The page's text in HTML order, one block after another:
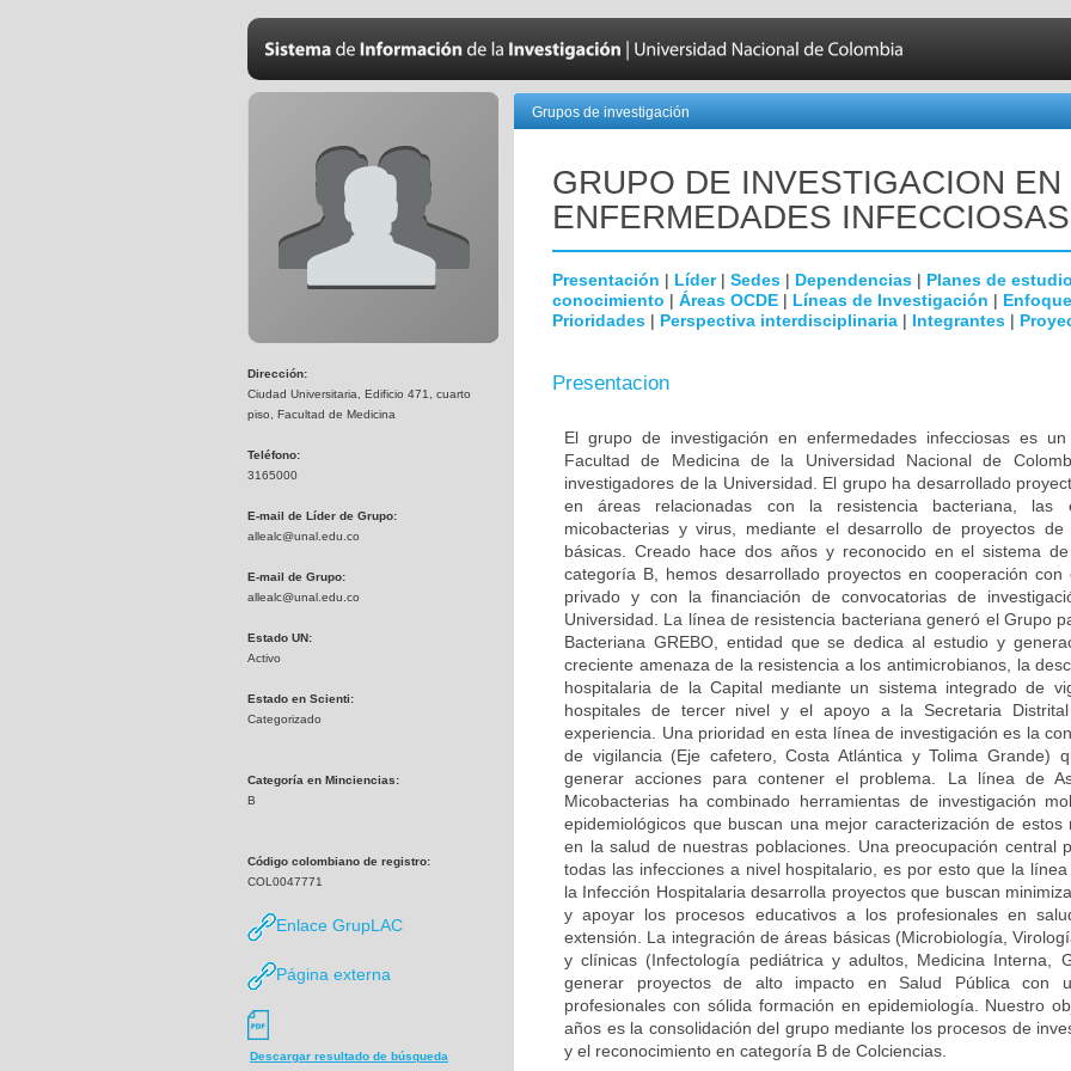
Dirección:
Ciudad Universitaria, Edificio 471, cuarto
piso, Facultad de Medicina
Teléfono:
3165000
E-mail de Líder de Grupo:
allealc@unal.edu.co
E-mail de Grupo:
allealc@unal.edu.co
Estado UN:
Activo
Estado en Scienti:
Categorizado
Categoría en Minciencias:
B
Código colombiano de registro:
COL0047771
Enlace GrupLAC
Página externa
Descargar resultado de búsqueda
Grupos de investigación
GRUPO DE INVESTIGACION EN
ENFERMEDADES INFECCIOSAS
Presentación | Líder| Sedes | Dependencias | Planes de
conocimiento | Áreas OCDE | Líneas de Investigación |
Prioridades | Perspectiva interdisciplinaria | Integrantes |
Presentacion
El grupo de investigación en enfermedades infecciosas es
Facultad de Medicina de la Universidad Nacional de
investigadores de la Universidad. El grupo ha desarrollado
en áreas relacionadas con la resistencia bacteriana, las
micobacterias y virus, mediante el desarrollo de proyectos
básicas. Creado hace dos años y reconocido en el sistema
categoría B, hemos desarrollado proyectos en cooperación
privado y con la financiación de convocatorias de
Universidad. La línea de resistencia bacteriana generó el Grupo
Bacteriana GREBO, entidad que se dedica al estudio y
creciente amenaza de la resistencia a los antimicrobianos, la
hospitalaria de la Capital mediante un sistema integrado de
hospitales de tercer nivel y el apoyo a la Secretaria
experiencia. Una prioridad en esta línea de investigación es la
de vigilancia (Eje cafetero, Costa Atlántica y Tolima Grande)
generar acciones para contener el problema. La línea de
Micobacterias ha combinado herramientas de investigación
epidemiológicos que buscan una mejor caracterización de
en la salud de nuestras poblaciones. Una preocupación central
todas las infecciones a nivel hospitalario, es por esto que la
la Infección Hospitalaria desarrolla proyectos que buscan
y apoyar los procesos educativos a los profesionales en
extensión. La integración de áreas básicas (Microbiología,
y clínicas (Infectología pediátrica y adultos, Medicina Interna,
generar proyectos de alto impacto en Salud Pública con
profesionales con sólida formación en epidemiología. Nuestro
años es la consolidación del grupo mediante los procesos de
y el reconocimiento en categoría B de Colciencias.